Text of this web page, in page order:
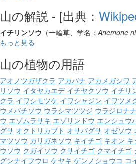
山の解説 - [出典：
イチリンソウ （一輪草、学名： Anemone
もっと見る
山の植物の用語
アオノツガザクラ アカバナ アカメガシワ
リソウ イタヤカエデ イチヤクソウ イチリ
クラ イワシモツケ イワシャジン イワツメ
ウメバチソウ ウラシマツツジ ウラジロナ
ウ エゾムラサキ エゾリンドウ エンシュウ
グサ オクトリカブト オサバグサ オゼソウ
マツソウ カリガネソウ キイチゴ キオン
ウソウ クガイソウ クサイチゴ クマイチゴ
グンナイフウロ ケヤキ ゲンノショウコ コ